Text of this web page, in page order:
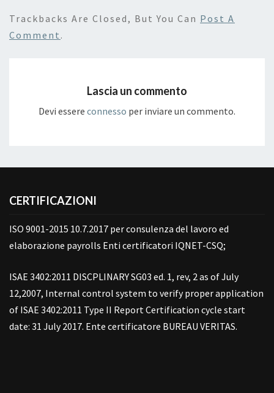
Trackbacks Are Closed, But You Can Post A
Comment .
Lascia un commento
Devi essere connesso per inviare un commento.
CERTIFICAZIONI
ISO 9001-2015 10.7.2017 per consulenza del lavoro ed
elaborazione payrolls Enti certificatori IQNET-CSQ;
ISAE 3402:2011 DISCPLINARY SG03 ed. 1, rev, 2 as of July
12,2007, Internal control system to verify proper application
of ISAE 3402:2011 Type II Report Certification cycle start
date: 31 July 2017. Ente certificatore BUREAU VERITAS.